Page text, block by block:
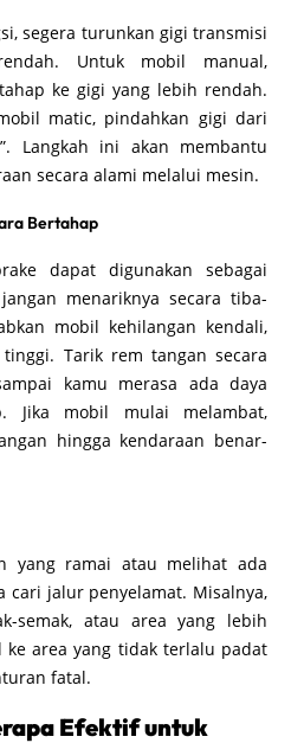
segera turunkan gigi transmisi
Untuk mobil manual,
ke gigi yang lebih rendah.
matic, pindahkan gigi dari
Langkah ini akan membantu
secara alami melalui mesin.
Bertahap
dapat digunakan sebagai
menariknya secara tiba-
mobil kehilangan kendali,
Tarik rem tangan secara
kamu merasa ada daya
Jika mobil mulai melambat,
hingga kendaraan benar-
yang ramai atau melihat ada
cari jalur penyelamat. Misalnya,
semak, atau area yang lebih
ke area yang tidak terlalu padat
fatal.
Efektif untuk